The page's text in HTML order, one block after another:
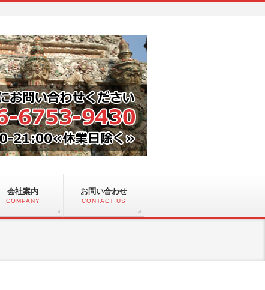
会社案内
COMPANY
お問い合わせ
CONTACT US